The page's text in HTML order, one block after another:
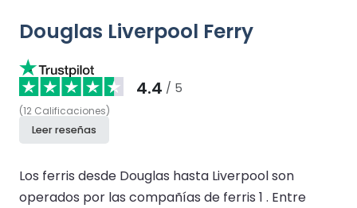
Douglas Liverpool Ferry
4.4 / 5
(12 Calificaciones)
Leer reseñas
Los ferris desde Douglas hasta Liverpool son
operados por las compañías de ferris 1 . Entre